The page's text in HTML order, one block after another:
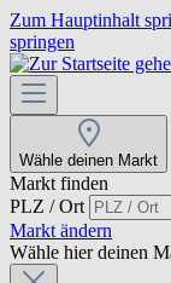
Zum Hauptinhalt
springen
Wähle deinen Markt
Markt finden
PLZ / Ort
Markt ändern
Wähle hier deinen